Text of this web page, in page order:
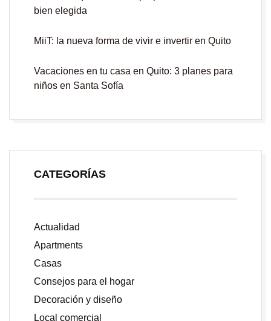
bien elegida
MiiT: la nueva forma de vivir e invertir en Quito
Vacaciones en tu casa en Quito: 3 planes para
niños en Santa Sofía
CATEGORÍAS
Actualidad
Apartments
Casas
Consejos para el hogar
Decoración y diseño
Local comercial